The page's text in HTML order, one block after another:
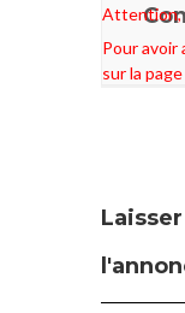
Attention,
Pour avoir
sur la page